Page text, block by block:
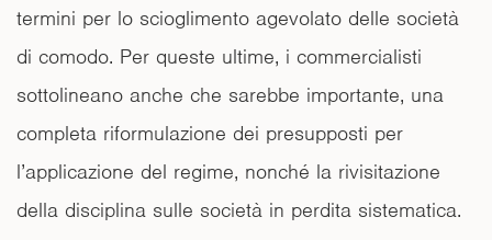
termini per lo scioglimento agevolato delle società
di comodo. Per queste ultime, i commercialisti
sottolineano anche che sarebbe importante, una
completa riformulazione dei presupposti per
l’applicazione del regime, nonché la rivisitazione
della disciplina sulle società in perdita sistematica.